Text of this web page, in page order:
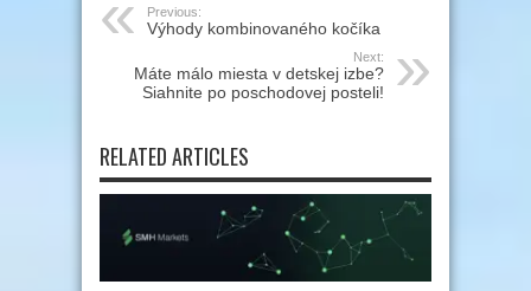
Previous:
Výhody kombinovaného kočíka
Next:
Máte málo miesta v detskej izbe?
Siahnite po poschodovej posteli!
RELATED ARTICLES